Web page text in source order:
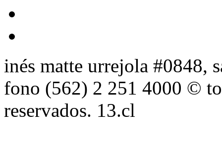
inés matte urrejola #0848,
fono (562) 2 251 4000 ©
reservados. 13.cl